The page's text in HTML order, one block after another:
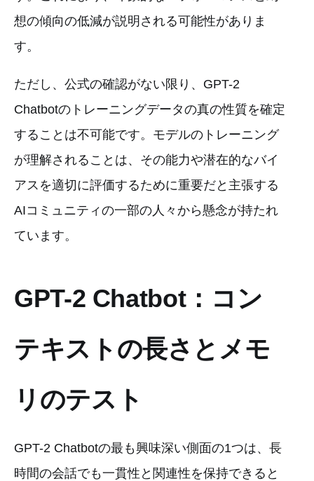
想の傾向の低減が説明される可能性がありま
す。
ただし、公式の確認がない限り、GPT-2
Chatbotのトレーニングデータの真の性質を確定
することは不可能です。モデルのトレーニング
が理解されることは、その能力や潜在的なバイ
アスを適切に評価するために重要だと主張する
AIコミュニティの一部の人々から懸念が持たれ
ています。
GPT-2 Chatbot：コン
テキストの長さとメモ
リのテスト
GPT-2 Chatbotの最も興味深い側面の1つは、長
時間の会話でも一貫性と関連性を保持できると